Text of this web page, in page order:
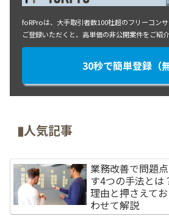
foRProは、大手取引者数100社超のフリーコンサ
ご登録いただくと、高単価の非公開案件をご紹介
30秒で簡単登録（無
▮人気記事
業務改善で問題
す4つの手法とは
理由と押さえて
わせて解説